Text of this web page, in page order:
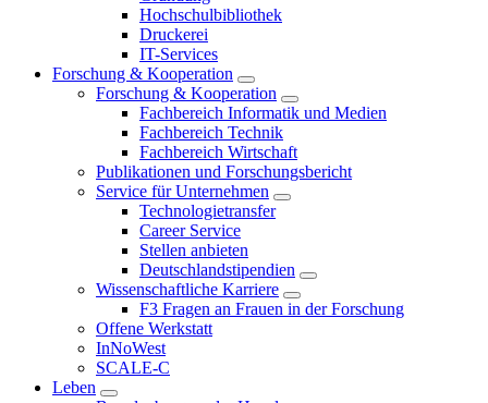
Hochschulbibliothek
Druckerei
IT-Services
Forschung & Kooperation
Forschung & Kooperation
Fachbereich Informatik und Medien
Fachbereich Technik
Fachbereich Wirtschaft
Publikationen und Forschungsbericht
Service für Unternehmen
Technologietransfer
Career Service
Stellen anbieten
Deutschlandstipendien
Wissenschaftliche Karriere
F3 Fragen an Frauen in der Forschung
Offene Werkstatt
InNoWest
SCALE-C
Leben